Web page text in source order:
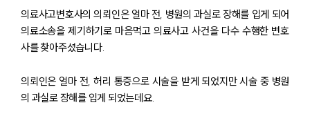
의료사고변호사의 의뢰인은 얼마 전, 병원의 과실로 장해를 입게 되어
의료소송을 제기하기로 마음먹고 의료사고 사건을 다수 수행한 변호
사를 찾아주셨습니다.
의뢰인은 얼마 전, 허리 통증으로 시술을 받게 되었지만 시술 중 병원
의 과실로 장해를 입게 되었는데요.